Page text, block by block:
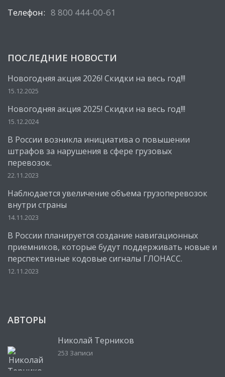
Телефон: 8 800 444-00-61
ПОСЛЕДНИЕ НОВОСТИ
Новогодняя акция 2026! Скидки на весь год!!!
15.12.2025
Новогодняя акция 2025! Скидки на весь год!!!
15.12.2024
В России возникла инициатива о повышении
штрафов за нарушения в сфере грузовых
перевозок.
22.11.2023
Наблюдается увеличение объема грузоперевозок
внутри страны
14.11.2023
В России планируется создание навигационных
приемников, которые будут поддерживать новые и
перспективные кодовые сигналы ГЛОНАСС.
12.11.2023
АВТОРЫ
Николай Терников
253 Записи